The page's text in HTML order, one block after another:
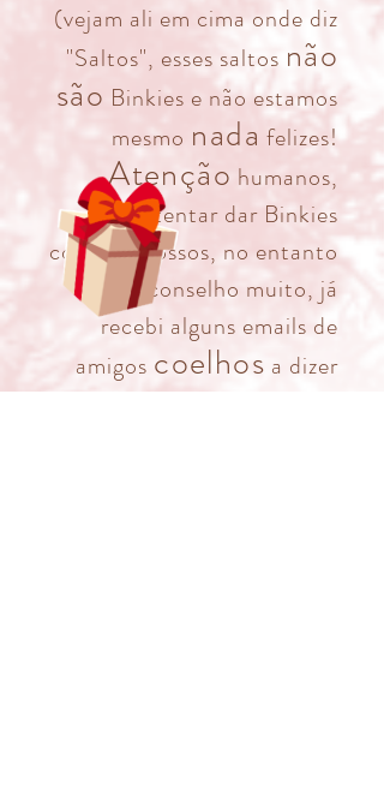
(vejam ali em cima onde diz
"Saltos", esses saltos não
são Binkies e não estamos
mesmo nada felizes!
Atenção humanos,
podem tentar dar Binkies
como os nossos, no entanto
não aconselho muito, já
recebi alguns emails de
amigos coelhos a dizer
que os seus humanos